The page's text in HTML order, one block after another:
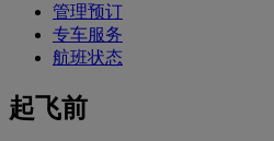
管理预订
专车服务
航班状态
起飞前